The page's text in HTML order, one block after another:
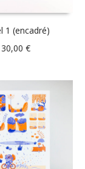
1 (encadré)
30,00€